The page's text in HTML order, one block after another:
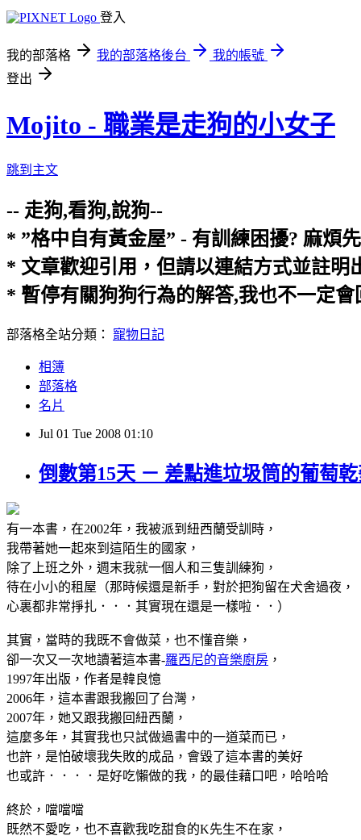
登入
我的部落格 我的部落格後台
我的帳號
登出
Mojito - 職業是走狗的小女子
跳到主文
-- 走狗,看狗,說狗--
* ”格中自有黃金屋” - 有訓練困擾? 麻煩
* 文章歡迎引用，但請以連結方式並註
* 暫停有關狗狗行為的解答,我也不一定
部落格全站分類： 寵物日記
相簿
部落格
名片
Jul 01 Tue 2008 01:10
倒數第15天 － 差點進垃圾筒的葡萄
有一本書，在2002年，我被派到紐西蘭受訓時，
我帶著她一起來到這陌生的國家，
除了上班之外，週末我就一個人和三隻訓練狗，
待在小小的租屋（那時候還是新手，對於把狗留在犬舍過夜，
心裏都非常掙扎．．．其實現在還是一樣啦．．）
其實，當時的我既不會做菜，也不懂音樂，
卻一次又一次地讀著這本書-羅西尼的音樂廚房 ，
1997年出版，作者是韓良憶
2006年，這本書跟我搬回了台灣，
2007年，她又跟我搬回紐西蘭，
這麼多年，其實我也只試做過書中的一道菜而已，
也許，是怕破壞我失敗的成品，會毀了這本書的美好
也或許．．．．是好吃懶做的我，的最佳藉口吧，哈哈哈
終於，噹噹噹
既然不愛吃，也不喜歡我吃甜食的K先生不在家，